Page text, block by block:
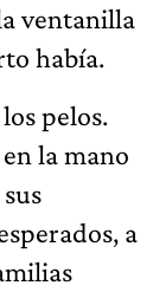
ventanilla
había.
pelos.
la mano
a